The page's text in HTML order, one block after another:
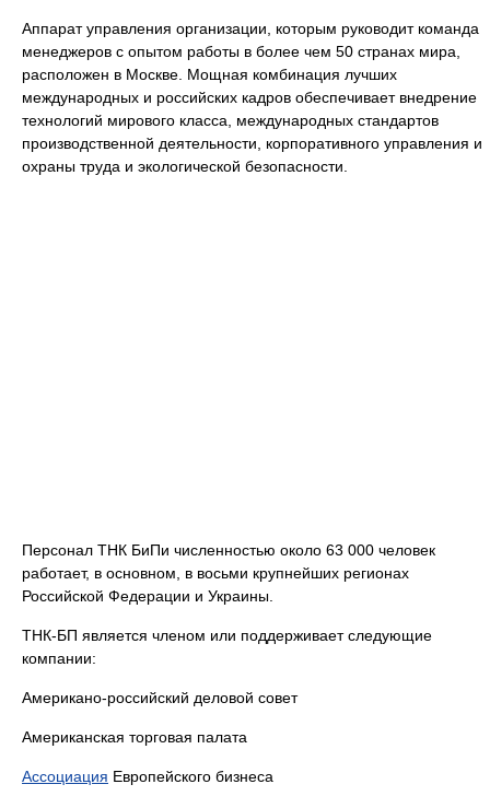
Аппарат управления организации, которым руководит команда
менеджеров с опытом работы в более чем 50 странах мира,
расположен в Москве. Мощная комбинация лучших
международных и российских кадров обеспечивает внедрение
технологий мирового класса, международных стандартов
производственной деятельности, корпоративного управления и
охраны труда и экологической безопасности.
Персонал ТНК БиПи численностью около 63 000 человек
работает, в основном, в восьми крупнейших регионах
Российской Федерации и Украины.
ТНК-БП является членом или поддерживает следующие
компании:
Американо-российский деловой совет
Американская торговая палата
Ассоциация Европейского бизнеса